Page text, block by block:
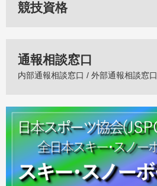
競技資格
通報相談窓口
内部通報相談窓口 / 外部通報相談窓口